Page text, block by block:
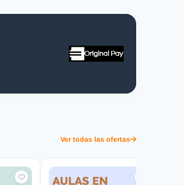
Ver todas las ofertas